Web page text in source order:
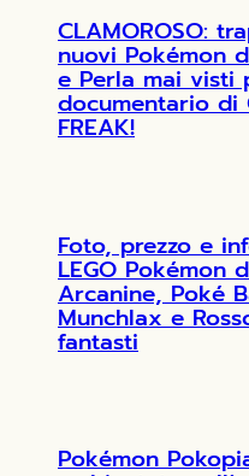
CLAMOROSO:
nuovi Pokémon
e Perla mai visti
documentario di
FREAK!
Foto, prezzo e
LEGO Pokémon
Arcanine, Poké
Munchlax e
fantasti
Pokémon